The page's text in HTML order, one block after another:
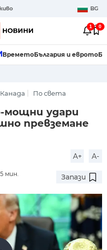
BG
1 0
ВреметоБългария и еврото
По света
мощни удари
превземане
A+ A-
мин.
Запази